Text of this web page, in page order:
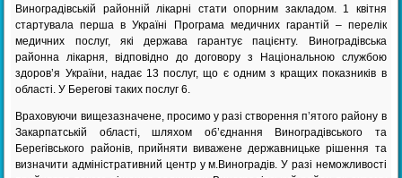
Виноградівській районній лікарні стати опорним закладом. 1 квітня
стартувала перша в Україні Програма медичних гарантій – перелік
медичних послуг, які держава гарантує пацієнту. Виноградівська
районна лікарня, відповідно до договору з Національною службою
здоров’я України, надає 13 послуг, що є одним з кращих показників в
області. У Берегові таких послуг 6.
Враховуючи вищезазначене, просимо у разі створення п’ятого району в
Закарпатській області, шляхом об’єднання Виноградівського та
Берегівського районів, прийняти виважене державницьке рішення та
визначити адміністративний центр у м.Виноградів. У разі неможливості